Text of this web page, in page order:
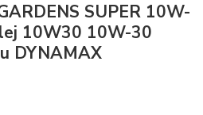
SUPER 10W-
10W30 10W-30
DYNAMAX